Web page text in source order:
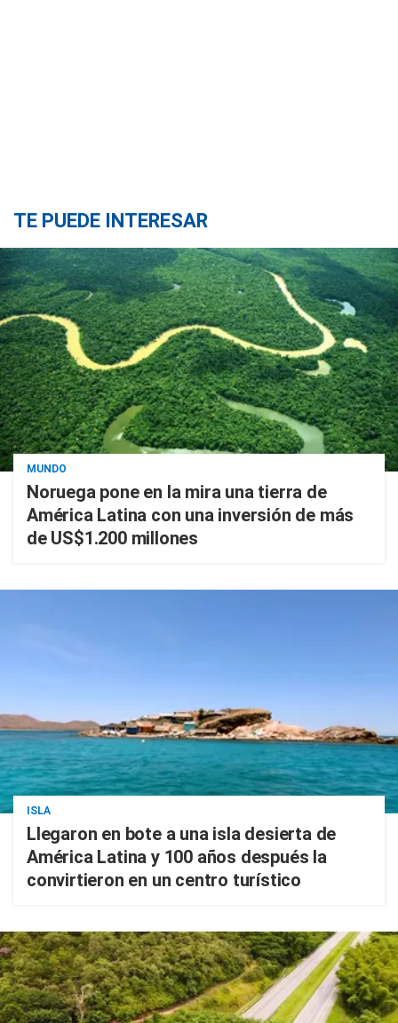
TE PUEDE INTERESAR
MUNDO
Noruega pone en la mira una tierra de
América Latina con una inversión de más
de US$1.200 millones
ISLA
Llegaron en bote a una isla desierta de
América Latina y 100 años después la
convirtieron en un centro turístico